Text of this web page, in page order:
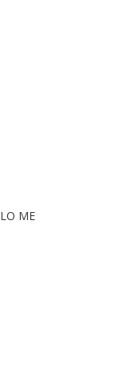
ME